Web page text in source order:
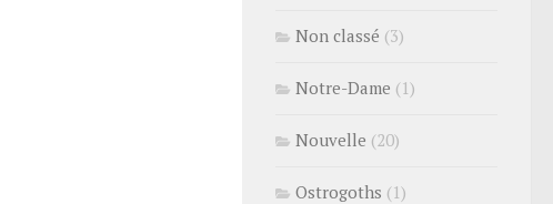
Non classé (3)
Notre-Dame (1)
Nouvelle (20)
Ostrogoths (1)